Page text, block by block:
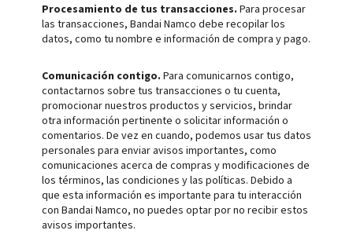
Procesamiento de tus transacciones. Para procesar
las transacciones, Bandai Namco debe recopilar los
datos, como tu nombre e información de compra y pago.
Comunicación contigo. Para comunicarnos contigo,
contactarnos sobre tus transacciones o tu cuenta,
promocionar nuestros productos y servicios, brindar
otra información pertinente o solicitar información o
comentarios. De vez en cuando, podemos usar tus datos
personales para enviar avisos importantes, como
comunicaciones acerca de compras y modificaciones de
los términos, las condiciones y las políticas. Debido a
que esta información es importante para tu interacción
con Bandai Namco, no puedes optar por no recibir estos
avisos importantes.